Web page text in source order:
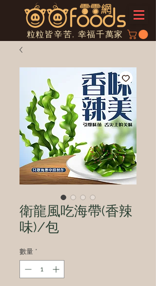
粒粒皆辛苦, 幸福千萬家
衛龍風吃海帶(香辣
味)/包
數量 *